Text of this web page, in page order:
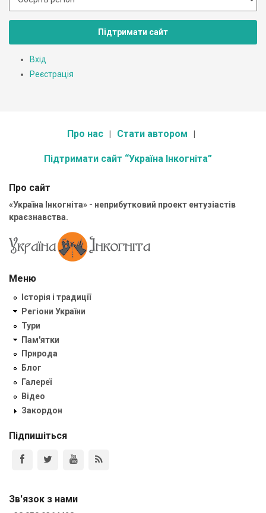
Підтримати сайт
Вхід
Реєстрація
Про нас Стати автором
Підтримати сайт “Україна Інкогніта”
Про сайт
«Україна Інкогніта» - неприбутковий проект ентузіастів
краєзнавства.
Меню
Історія і традиції
Регіони України
Тури
Пам'ятки
Природа
Блог
Галереї
Відео
Закордон
Підпишіться
Зв'язок з нами